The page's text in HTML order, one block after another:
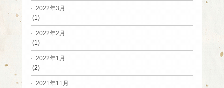
2022年3月
(1)
2022年2月
(1)
2022年1月
(2)
2021年11月